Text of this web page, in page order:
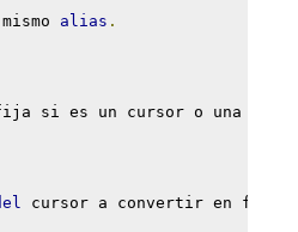
alias .
si es un cursor o una tabla
cursor a convertir en forma